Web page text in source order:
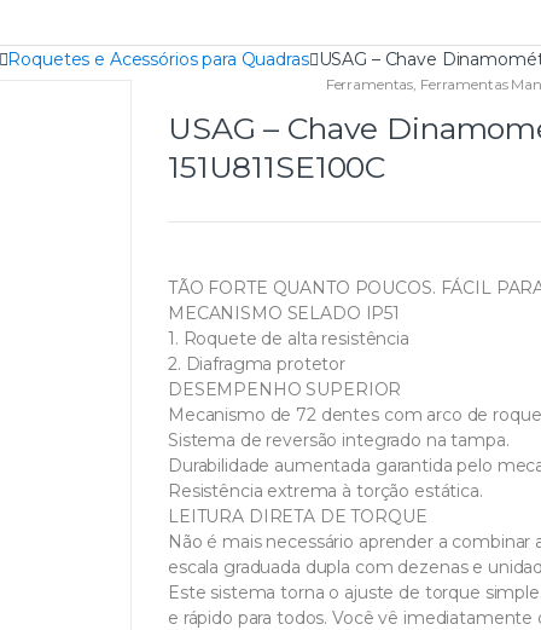
Roquetes e Acessórios para Quadras USAG – Chave
Ferramentas Ferramentas
USAG – Chave
151U811SE100C
TÃO FORTE QUANTO POUCOS. FÁCIL
MECANISMO SELADO IP51
1. Roquete de alta resistência
2. Diafragma protetor
DESEMPENHO SUPERIOR
Mecanismo de 72 dentes com arco de
Sistema de reversão integrado na tampa.
Durabilidade aumentada garantida pelo
Resistência extrema à torção estática.
LEITURA DIRETA DE TORQUE
Não é mais necessário aprender a combinar
escala graduada dupla com dezenas e
Este sistema torna o ajuste de torque
e rápido para todos. Você vê imediatamente